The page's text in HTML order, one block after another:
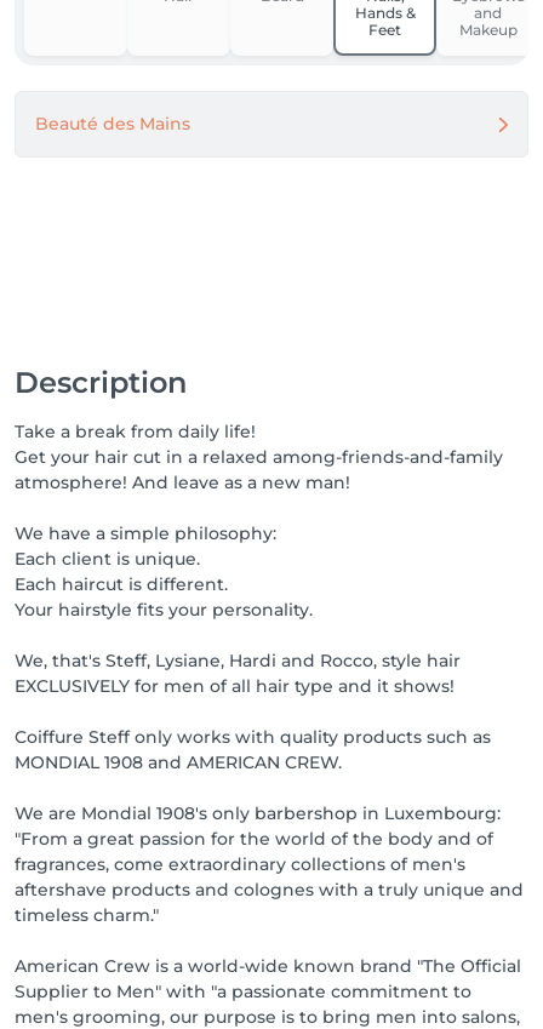
Hands &
Feet
and
Makeup
Beauté des Mains
Description
Take a break from daily life!
Get your hair cut in a relaxed among-friends-and-family
atmosphere! And leave as a new man!
We have a simple philosophy:
Each client is unique.
Each haircut is different.
Your hairstyle fits your personality.
We, that's Steff, Lysiane, Hardi and Rocco, style hair
EXCLUSIVELY for men of all hair type and it shows!
Coiffure Steff only works with quality products such as
MONDIAL 1908 and AMERICAN CREW.
We are Mondial 1908's only barbershop in Luxembourg:
"From a great passion for the world of the body and of
fragrances, come extraordinary collections of men's
aftershave products and colognes with a truly unique and
timeless charm."
American Crew is a world-wide known brand "The Official
Supplier to Men" with "a passionate commitment to
men's grooming, our purpose is to bring men into salons,